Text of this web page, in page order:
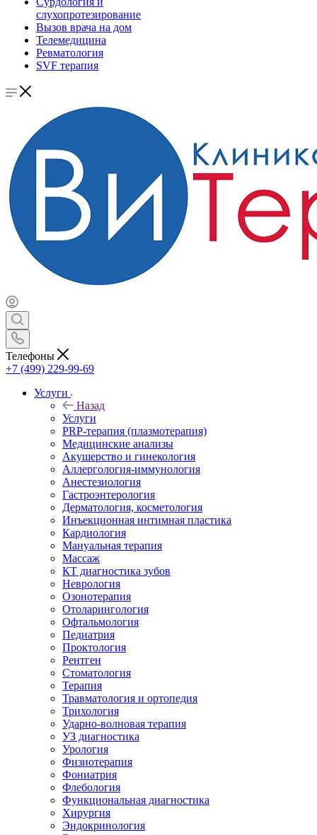
слухопротезирование
Вызов врача на дом
Телемедицина
Ревматология
SVF терапия
Телефоны
+7 (499) 229-99-69
Услуги
Назад
Услуги
PRP-терапия (плазмотерапия)
Медицинские анализы
Акушерство и гинекология
Аллергология-иммунология
Анестезиология
Гастроэнтерология
Дерматология, косметология
Инъекционная интимная пластика
Кардиология
Мануальная терапия
Массаж
КТ диагностика зубов
Неврология
Озонотерапия
Отоларингология
Офтальмология
Педиатрия
Проктология
Рентген
Стоматология
Терапия
Травматология и ортопедия
Трихология
Ударно-волновая терапия
УЗ диагностика
Урология
Физиотерапия
Фониатрия
Флебология
Функциональная диагностика
Хирургия
Эндокринология